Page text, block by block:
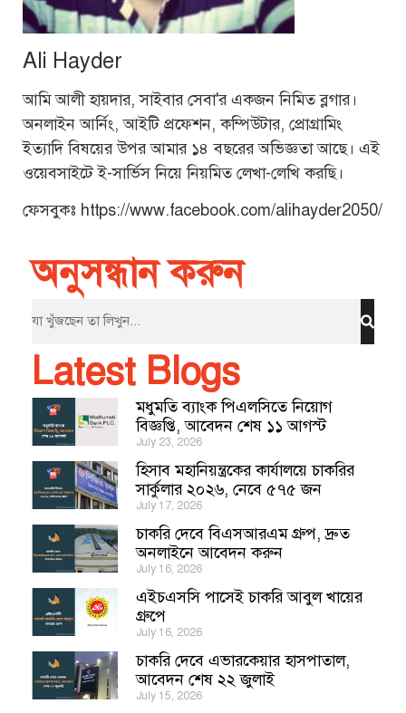
Ali Hayder
আমি আলী হায়দার, সাইবার সেবা'র একজন নিমিত ব্লগার।
অনলাইন আর্নিং, আইটি প্রফেশন, কম্পিউটার, প্রোগ্রামিং
ইত্যাদি বিষয়ের উপর আমার ১৪ বছরের অভিজ্ঞতা আছে। এই
ওয়েবসাইটে ই-সার্ভিস নিয়ে নিয়মিত লেখা-লেখি করছি।
ফেসবুকঃ https://www.facebook.com/alihayder2050/
অনুসন্ধান করুন
Latest Blogs
মধুমতি ব্যাংক পিএলসিতে নিয়োগ
বিজ্ঞপ্তি, আবেদন শেষ ১১ আগস্ট
July 23, 2026
হিসাব মহানিয়ন্ত্রকের কার্যালয়ে চাকরির
সার্কুলার ২০২৬, নেবে ৫৭৫ জন
July 17, 2026
চাকরি দেবে বিএসআরএম গ্রুপ, দ্রুত
অনলাইনে আবেদন করুন
July 16, 2026
এইচএসসি পাসেই চাকরি আবুল খায়ের
গ্রুপে
July 16, 2026
চাকরি দেবে এভারকেয়ার হাসপাতাল,
আবেদন শেষ ২২ জুলাই
July 15, 2026